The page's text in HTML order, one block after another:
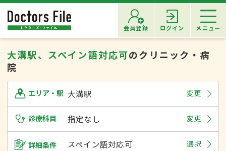
会員登録 ログイン メニュー
大溝駅、スペイン語対応可のクリニック・病
院
エリア・駅 大溝駅 変更
診療科目 指定なし 変更
詳細条件 スペイン語対応可 選択